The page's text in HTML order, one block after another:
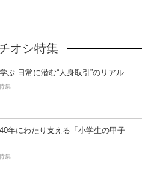
オシ特集
ぶ 日常に潜む“人身取引”のリアル
集
年にわたり支える「小学生の甲子
集